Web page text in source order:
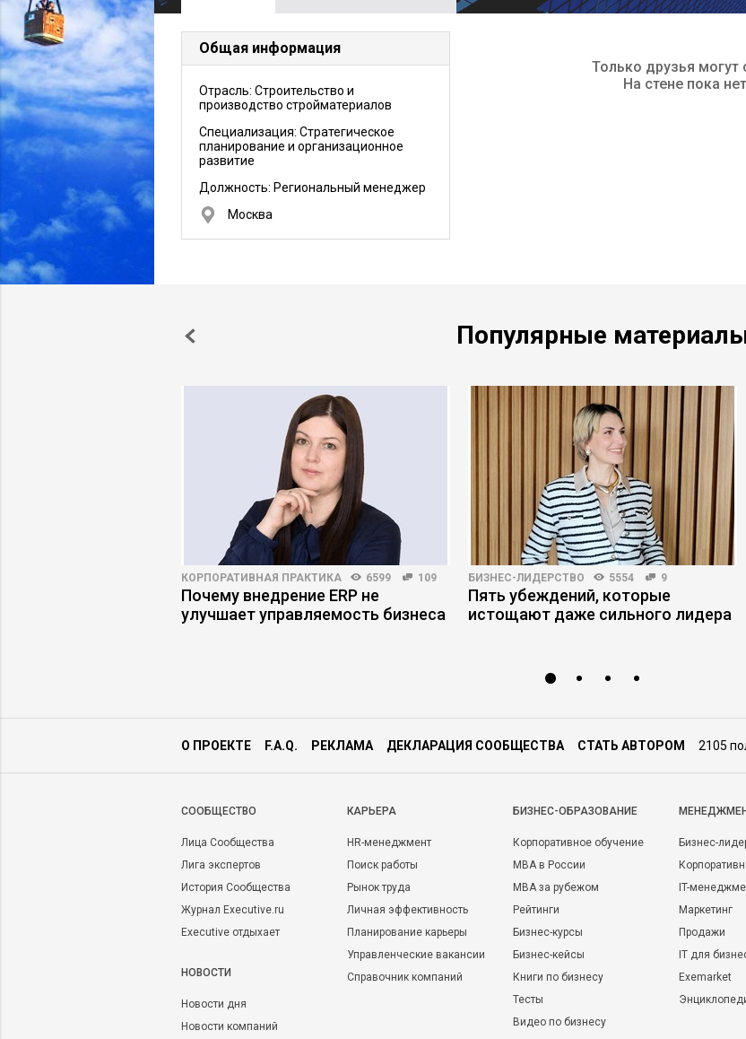
Общая информация
Отрасль: Строительство и
производство стройматериалов
Специализация: Стратегическое
планирование и организационное
развитие
Должность: Региональный менеджер
Москва
Только друзья могут
На стене пока
Популярные
КОРПОРАТИВНАЯ ПРАКТИКА 6599 109
Почему внедрение ERP не
улучшает управляемость бизнеса
БИЗНЕС-ЛИДЕРСТВО 5554 9
Пять убеждений, которые
истощают даже сильного лидера
О ПРОЕКТЕ F.A.Q. РЕКЛАМА ДЕКЛАРАЦИЯ СООБЩЕСТВА СТАТЬ АВТОРОМ 2105
CООБЩЕСТВО
Лица Сообщества
Лига экспертов
История Сообщества
Журнал Executive.ru
Executive отдыхает
НОВОСТИ
Новости дня
Новости компаний
КАРЬЕРА
HR-менеджмент
Поиск работы
Рынок труда
Личная эффективность
Планирование карьеры
Управленческие вакансии
Справочник компаний
БИЗНЕС-ОБРАЗОВАНИЕ
Корпоративное обучение
MBA в России
MBA за рубежом
Рейтинги
Бизнес-курсы
Бизнес-кейсы
Книги по бизнесу
Тесты
Видео по бизнесу
Бизнес-
IT-
Маркетинг
Продажи
IT для
Exemarket